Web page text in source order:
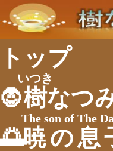
トップ
🧛樹
いつき
なつ
🌅暁の息
The son of The